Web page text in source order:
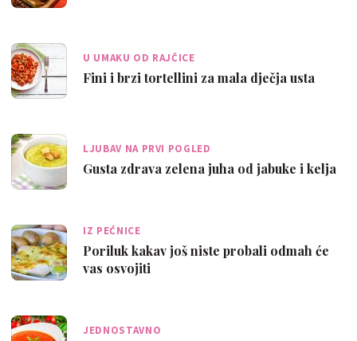
U UMAKU OD RAJČICE
Fini i brzi tortellini za mala dječja usta
LJUBAV NA PRVI POGLED
Gusta zdrava zelena juha od jabuke i kelja
IZ PEĆNICE
Poriluk kakav još niste probali odmah će
vas osvojiti
JEDNOSTAVNO